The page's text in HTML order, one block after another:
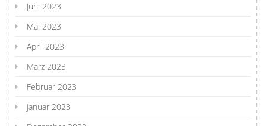
Juni 2023
Mai 2023
April 2023
März 2023
Februar 2023
Januar 2023